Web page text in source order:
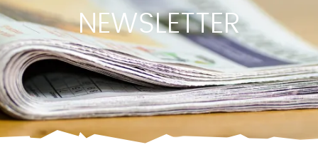
NEWSLETTER